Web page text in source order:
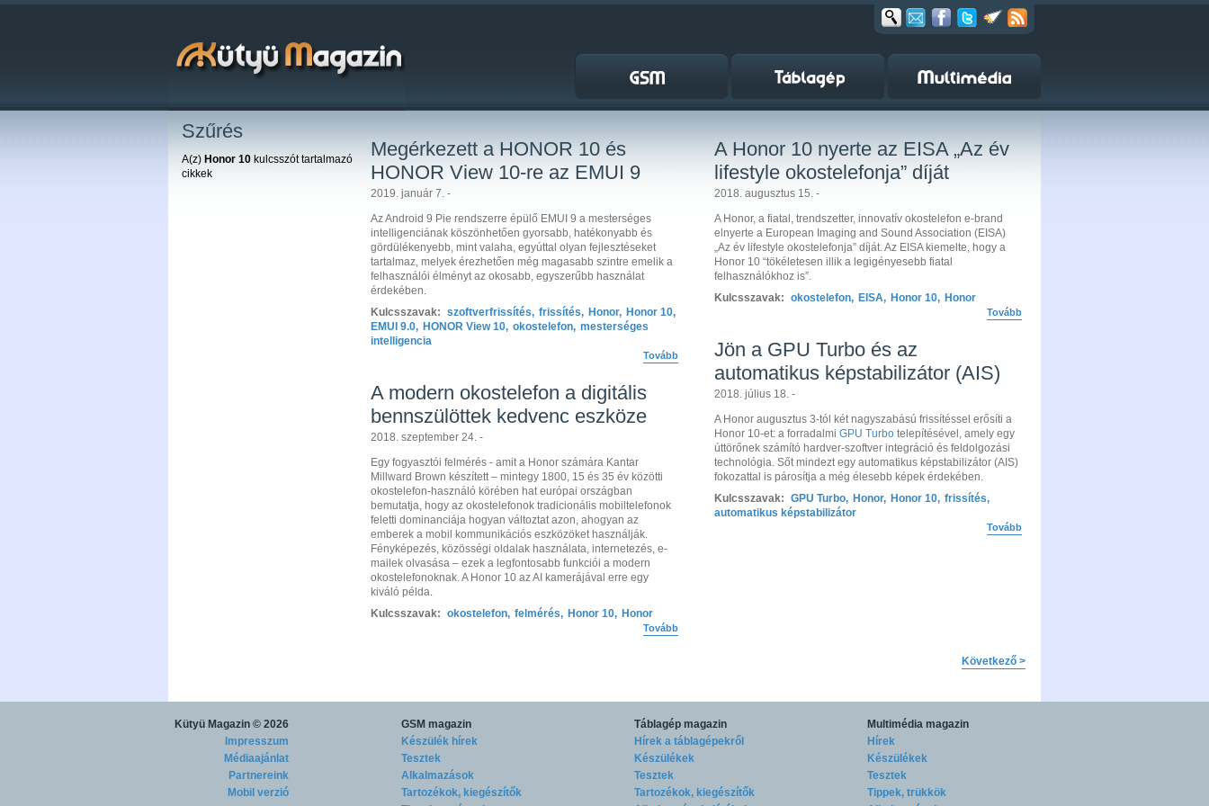
Szűrés
A(z) Honor 10 kulcsszót tartalmazó
cikkek
Megérkezett a HONOR 10 és
HONOR View 10-re az EMUI 9
2019. január 7. -
Az Android 9 Pie rendszerre épülő EMUI 9 a mesterséges
intelligenciának köszönhetően gyorsabb, hatékonyabb és
gördülékenyebb, mint valaha, egyúttal olyan fejlesztéseket
tartalmaz, melyek érezhetően még magasabb szintre emelik a
felhasználói élményt az okosabb, egyszerűbb használat
érdekében.
Kulcsszavak: szoftverfrissítés, frissítés, Honor, Honor 10,
EMUI 9.0, HONOR View 10, okostelefon, mesterséges
intelligencia
Tovább
A modern okostelefon a digitális
bennszülöttek kedvenc eszköze
2018. szeptember 24. -
Egy fogyasztói felmérés - amit a Honor számára Kantar
Millward Brown készített – mintegy 1800, 15 és 35 év közötti
okostelefon-használó körében hat európai országban
bemutatja, hogy az okostelefonok tradicionális mobiltelefonok
feletti dominanciája hogyan változtat azon, ahogyan az
emberek a mobil kommunikációs eszközöket használják.
Fényképezés, közösségi oldalak használata, internetezés, e-
mailek olvasása – ezek a legfontosabb funkciói a modern
okostelefonoknak. A Honor 10 az AI kamerájával erre egy
kiváló példa.
Kulcsszavak: okostelefon, felmérés, Honor 10, Honor
Tovább
A Honor 10 nyerte az EISA „Az év
lifestyle okostelefonja” díját
2018. augusztus 15. -
A Honor, a fiatal, trendszetter, innovatív okostelefon e-brand
elnyerte a European Imaging and Sound Association (EISA)
„Az év lifestyle okostelefonja” díját. Az EISA kiemelte, hogy a
Honor 10 “tökéletesen illik a legigényesebb fiatal
felhasználókhoz is”.
Kulcsszavak: okostelefon, EISA, Honor 10, Honor
Tovább
Jön a GPU Turbo és az
automatikus képstabilizátor (AIS)
2018. július 18. -
A Honor augusztus 3-tól két nagyszabású frissítéssel erősíti a
Honor 10-et: a forradalmi GPU Turbo telepítésével, amely egy
úttörőnek számító hardver-szoftver integráció és feldolgozási
technológia. Sőt mindezt egy automatikus képstabilizátor (AIS)
fokozattal is párosítja a még élesebb képek érdekében.
Kulcsszavak: GPU Turbo, Honor, Honor 10, frissítés,
automatikus képstabilizátor
Tovább
Következő >
Kütyü Magazin © 2026
Impresszum
Médiaajánlat
Partnereink
Mobil verzió
GSM magazin
Készülék hírek
Tesztek
Alkalmazások
Tartozékok, kiegészítők
Táblagép magazin
Hírek a táblagépekről
Készülékek
Tesztek
Tartozékok, kiegészítők
Multimédia magazin
Hírek
Készülékek
Tesztek
Tippek, trükkök